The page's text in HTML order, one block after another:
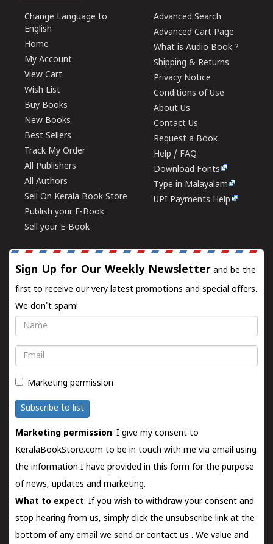
Change Language to
English
Home
My Account
View Cart
Wish List
Buy Books
New Books
Best Sellers
Track My Order
All Publishers
All Authors
Sell On Kerala Book Store
Publish your E-Book
Sell your E-Book
Advanced Search
Advanced Cart Page
What is Audio Book ?
Shipping & Returns
Privacy Notice
Conditions of Use
About Us
Contact Us
Request a Book
Help / FAQ
Download Fonts
Type in Malayalam
UPI Payments Help
Sign Up for Our Weekly Newsletter and be the
first to receive our very latest promotions and special offers.
We don't spam!
Name
Email
Marketing permission
Subscribe to list
Marketing permission: I give my consent to
KeralaBookStore.com to be in touch with me via email using
the information I have provided in this form for the purpose
of news, updates and marketing.
What to expect: If you wish to withdraw your consent and
stop hearing from us, simply click the unsubscribe link at the
bottom of any email we send orcontact us . We value and